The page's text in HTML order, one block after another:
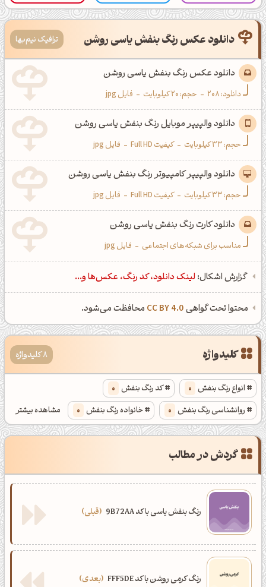
دانلود عکس رنگ بنفش یاسی روشن ترافیک نیم‌بها
دانلود عکس رنگ بنفش یاسی روشن
دانلود:208
- حجم: 20 کیلوبایت - فایل jpg
دانلود والپیپر موبایل رنگ بنفش یاسی روشن
حجم: 33 کیلوبایت - کیفیت Full HD - فایل jpg
دانلود والپیپر کامپیوتر رنگ بنفش یاسی روشن
حجم: 33 کیلوبایت - کیفیت Full HD - فایل jpg
دانلود کارت رنگ بنفش یاسی روشن
مناسب برای شبکه‌های اجتماعی - فایل jpg
گزارش اشکال: لینک دانلود، کد رنگ، عکس‌ها و...
محتوا تحت گواهیCC BY 4.0 محافظت می‌شود.
کلیدواژه 8 کلیدواژه
انواع رنگ بنفش 0 کد رنگ بنفش 0
روانشناسی رنگ بنفش 0 خانواده رنگ بنفش 0
مشاهده بیشتر
انواع رنگ بنفش یاسی 0 کد رنگ بنفش یاسی 0
روانشناسی رنگ بنفش یاسی
گردش در مطالب
رنگ بنفش یاسی با کد 9B72AA قبلی
رنگ کرمی روشن با کد FFF5DE بعدی